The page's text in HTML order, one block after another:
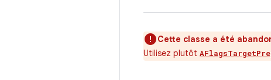
Cette classe a été
Utilisez plutôt